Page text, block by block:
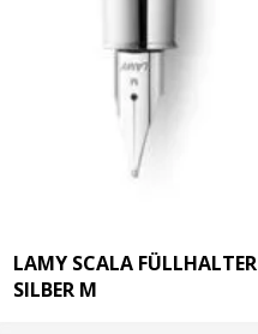
LAMY SCALA FÜLLHALTER
SILBER M